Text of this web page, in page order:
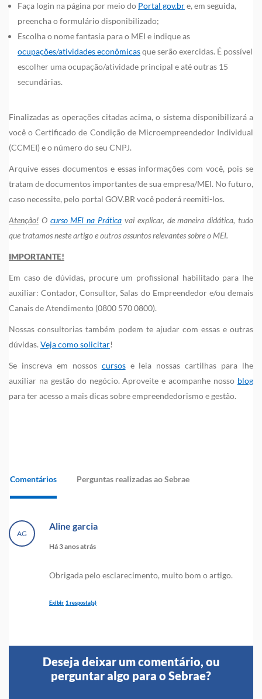
Faça login na página por meio do Portal gov.bre, em seguida,
preencha o formulário disponibilizado;
Escolha o nome fantasia para o MEI e indique as
ocupações/atividades econômicasque serão exercidas. É possível
escolher uma ocupação/atividade principal e até outras 15
secundárias.
Finalizadas as operações citadas acima, o sistema disponibilizará a
você o Certificado de Condição de Microempreendedor Individual
(CCMEI) e o número do seu CNPJ.
Arquive esses documentos e essas informações com você, pois se
tratam de documentos importantes de sua empresa/MEI. No futuro,
caso necessite, pelo portal GOV.BR você poderá reemiti-los.
Atenção! O curso MEI na Prática vai explicar, de maneira didática, tudo
que tratamos neste artigo e outros assuntos relevantes sobre o MEI.
IMPORTANTE!
Em caso de dúvidas, procure um profissional habilitado para lhe
auxiliar: Contador, Consultor, Salas do Empreendedor e/ou demais
Canais de Atendimento (0800 570 0800).
Nossas consultorias também podem te ajudar com essas e outras
dúvidas. Veja como solicitar!
Se inscreva em nossos cursose leia nossas cartilhas para lhe
auxiliar na gestão do negócio. Aproveite e acompanhe nosso blog
para ter acesso a mais dicas sobre empreendedorismo e gestão.
Comentários Perguntas realizadas ao Sebrae
AG
Aline garcia
Há 3 anos atrás
Obrigada pelo esclarecimento, muito bom o artigo.
1 resposta(s)
Há 3 anos atrás
Olá, Aline!
Deseja deixar um comentário, ou
perguntar algo para o Sebrae?